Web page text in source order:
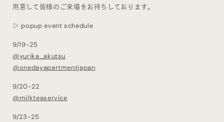
用意して皆様のご来場をお待ちしております。
▷ popup event schedule
9/19-25
@yurika_akutsu
@onedayapartmentjapan
9/20-22
@milkteaservice
9/23-25